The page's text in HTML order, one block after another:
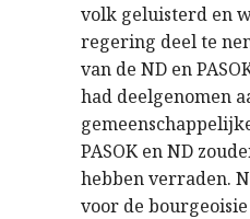
volk geluisterd en
regering deel te
van de ND en
had deelgenomen
PASOK en ND
hebben verraden.
voor de